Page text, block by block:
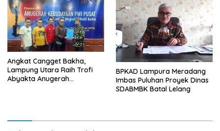
Angkat Cangget Bakha,
Lampung Utara Raih Trofi
Abyakta Anugerah
BPKAD Lampura Meradang
Imbas Puluhan Proyek Dinas
SDABMBK Batal Lelang